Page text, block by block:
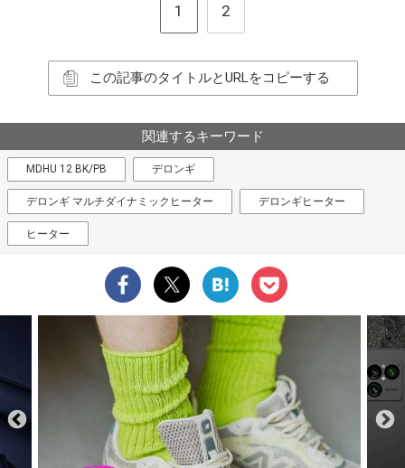
1 2
この記事のタイトルとURLをコピーする
関連するキーワード
MDHU 12 BK/PB デロンギ
デロンギ マルチダイナミックヒーター デロンギヒーター
ヒーター